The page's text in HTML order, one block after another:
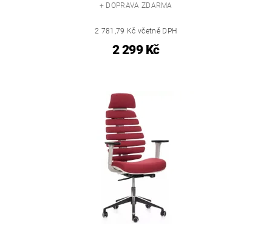
+ DOPRAVA ZDARMA
2 781,79 Kč včetně DPH
2 299 Kč